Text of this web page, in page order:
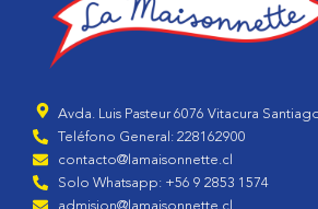
Avda. Luis Pasteur 6076 Vitacura
Teléfono General: 228162900
contacto@lamaisonnette.cl
Solo Whatsapp: +56 9 2853 1574
admision@lamaisonnette.cl